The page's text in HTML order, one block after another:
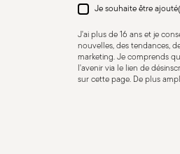
Adaptation au lave-
Je souhaite être
J'ai plus de 16 ans et je
nouvelles, des tendances,
marketing. Je comprends
l'avenir via le lien de
sur cette page. De plus